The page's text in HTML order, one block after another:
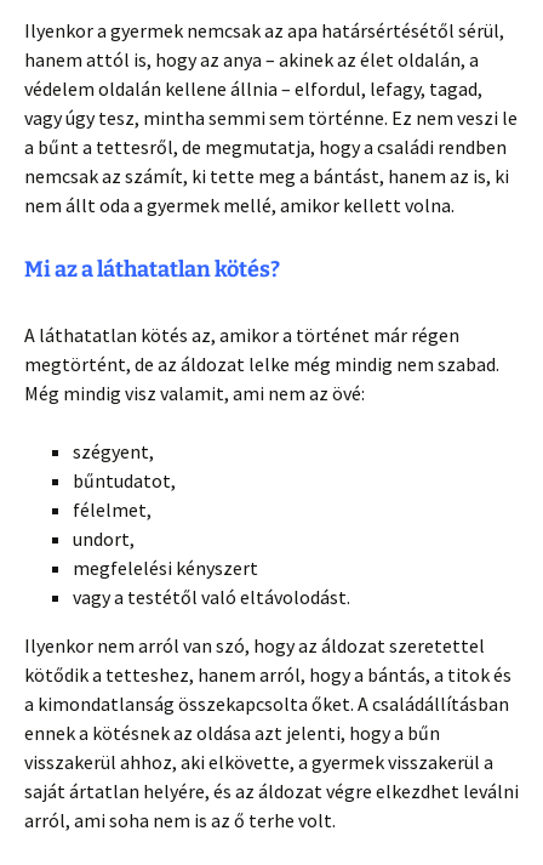
Ilyenkor a gyermek nemcsak az apa határsértésétől sérül,
hanem attól is, hogy az anya – akinek az élet oldalán, a
védelem oldalán kellene állnia – elfordul, lefagy, tagad,
vagy úgy tesz, mintha semmi sem történne. Ez nem veszi le
a bűnt a tettesről, de megmutatja, hogy a családi rendben
nemcsak az számít, ki tette meg a bántást, hanem az is, ki
nem állt oda a gyermek mellé, amikor kellett volna.
Mi az a láthatatlan kötés?
A láthatatlan kötés az, amikor a történet már régen
megtörtént, de az áldozat lelke még mindig nem szabad.
Még mindig visz valamit, ami nem az övé:
szégyent,
bűntudatot,
félelmet,
undort,
megfelelési kényszert
vagy a testétől való eltávolodást.
Ilyenkor nem arról van szó, hogy az áldozat szeretettel
kötődik a tetteshez, hanem arról, hogy a bántás, a titok és
a kimondatlanság összekapcsolta őket. A családállításban
ennek a kötésnek az oldása azt jelenti, hogy a bűn
visszakerül ahhoz, aki elkövette, a gyermek visszakerül a
saját ártatlan helyére, és az áldozat végre elkezdhet leválni
arról, ami soha nem is az ő terhe volt.